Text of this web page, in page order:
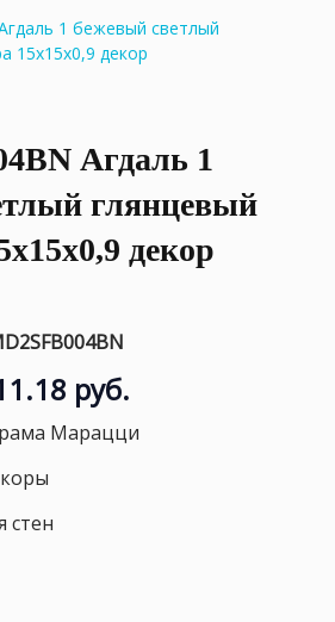
Агдаль 1
глянцевый
декор
руб.
Марацци
стен